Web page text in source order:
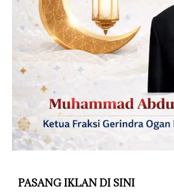
PASANG IKLAN DI SINI